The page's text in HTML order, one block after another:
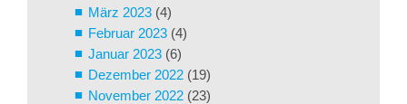
März 2023 (4)
Februar 2023 (4)
Januar 2023 (6)
Dezember 2022 (19)
November 2022 (23)